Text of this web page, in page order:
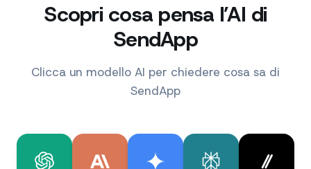
Scopri cosa pensa l’AI di
SendApp
Clicca un modello AI per chiedere cosa sa di
SendApp